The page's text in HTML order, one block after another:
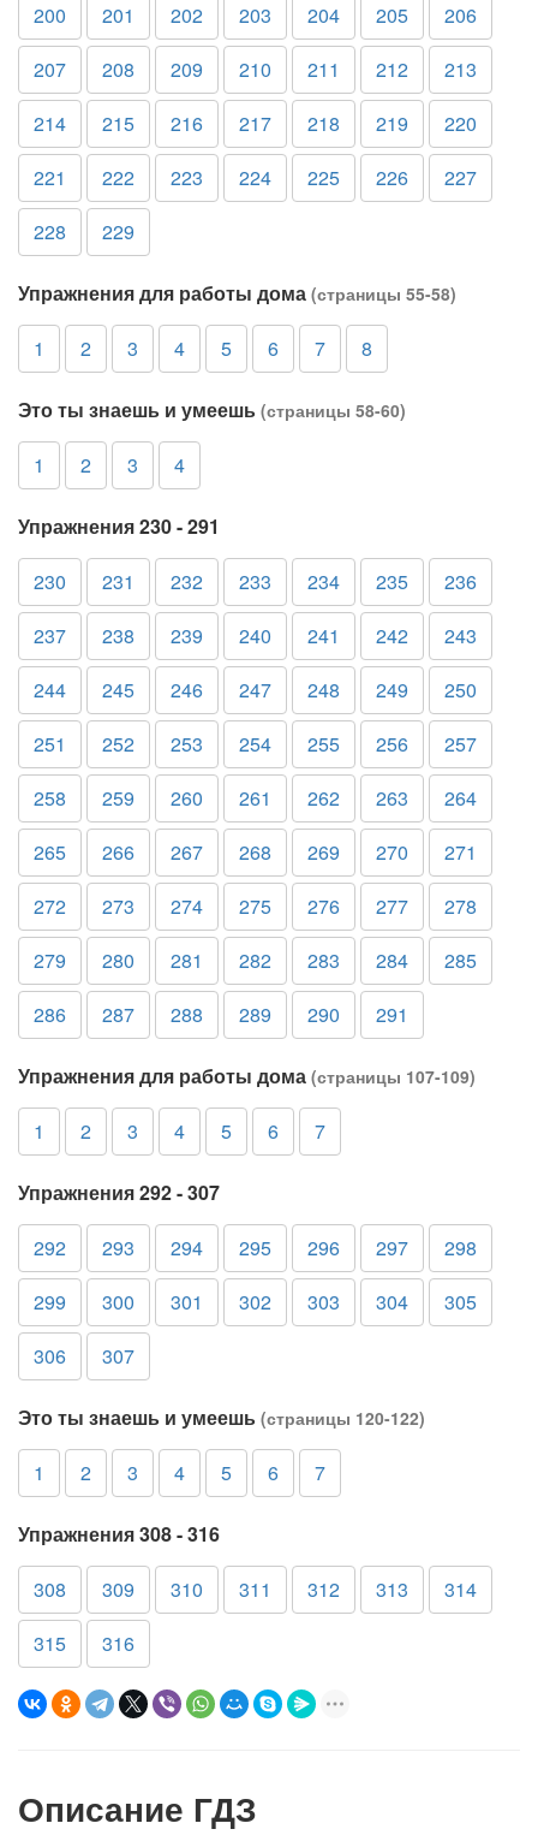
200
201 202 203 204 205
206
207
208 209 210 211 212
213
214
215 216 217 218 219
220
221
222 223 224 225 226
227
228
229
Упражнения для работы дома (страницы 55-58)
1 2 3 4 5 6 7 8
Это ты знаешь и умеешь (страницы 58-60)
1 2 3 4
Упражнения 230 - 291
230
231 232 233 234 235
236
237
238 239 240 241 242
243
244
245 246 247 248 249
250
251
252 253 254 255 256
257
258
259 260 261 262 263
264
265
266 267 268 269 270
271
272
273 274 275 276 277
278
279
280 281 282 283 284
285
286
287 288 289 290 291
Упражнения для работы дома (страницы 107-109)
1 2 3 4 5 6 7
Упражнения 292 - 307
292
293 294 295 296 297
298
299
300 301 302 303 304
305
306
307
Это ты знаешь и умеешь (страницы 120-122)
1 2 3 4 5 6 7
Упражнения 308 - 316
308
309 310 311 312 313
314
315
316
Описание ГДЗ